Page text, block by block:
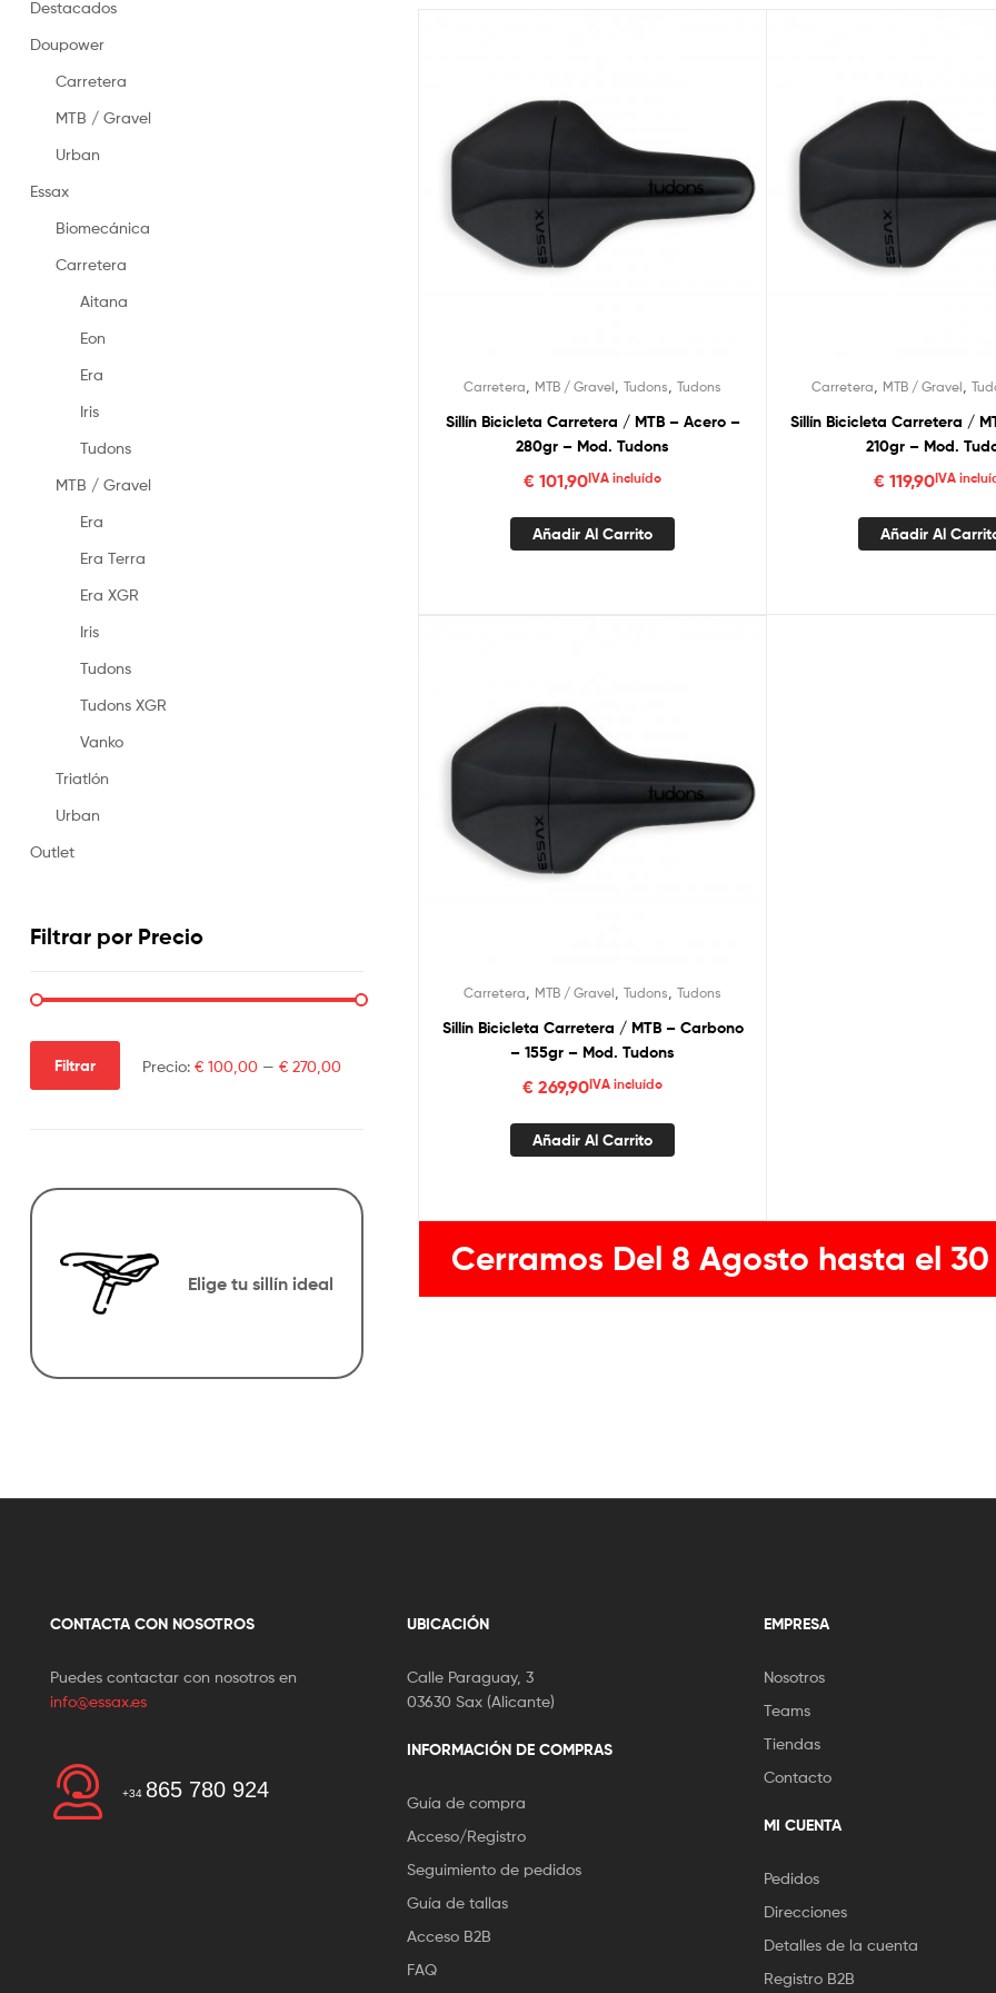
en
–
in
Spain
Carretera MTB / Gravel ,Tudons ,Tudons
Sillín Bicicleta Carretera / MTB – Acero –
280gr – Mod. Tudons
€ 101,90IVA incluído
Añadir Al Carrito
Carretera MTB / Gravel ,
Sillín Bicicleta Carretera /
210gr – Mod.
€119,90IVA
Añadir Al
Carretera MTB / Gravel ,Tudons ,Tudons
Sillín Bicicleta Carretera / MTB – Carbono
– 155gr – Mod. Tudons
€ 269,90IVA incluído
Añadir Al Carrito
Cerramos Del 8 Agosto hasta el
Destacados
Doupower
Carretera
MTB / Gravel
Urban
Essax
Biomecánica
Carretera
Aitana
Eon
Era
Iris
Tudons
MTB / Gravel
Era
Era Terra
Era XGR
Iris
Tudons
Tudons XGR
Vanko
Triatlón
Urban
Outlet
Filtrar por Precio
Filtrar Precio: € 100,00— € 270,00
Elige tu sillín ideal
CONTACTA CON NOSOTROS
Puedes contactar con nosotros en
info@essax.es
+34 865 780 924
UBICACIÓN
Calle Paraguay, 3
03630 Sax (Alicante)
INFORMACIÓN DE COMPRAS
Guía de compra
Acceso/Registro
Seguimiento de pedidos
Guía de tallas
Acceso B2B
FAQ
EMPRESA
Nosotros
Teams
Tiendas
Contacto
MI CUENTA
Pedidos
Direcciones
Detalles de la cuenta
Registro B2B